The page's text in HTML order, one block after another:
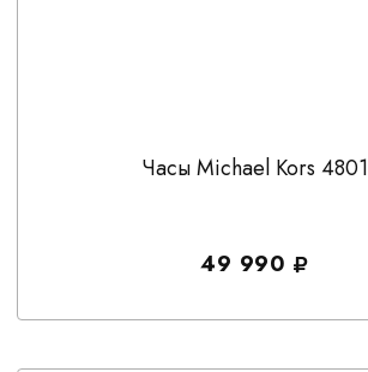
Часы Michael Kors 4801
49 990